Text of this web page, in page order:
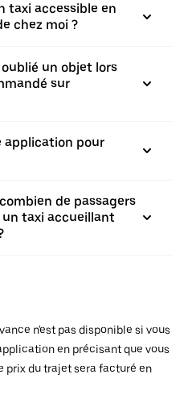
taxi accessible en
chez moi ?
un objet lors
sur
application pour
de passagers
taxi accueillant
n'est pas disponible si vous
en précisant que vous
prix du trajet sera facturé en